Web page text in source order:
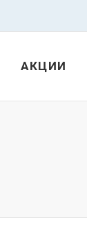
АКЦИИ